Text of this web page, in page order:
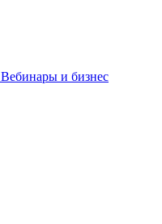
Вебинары и бизнес